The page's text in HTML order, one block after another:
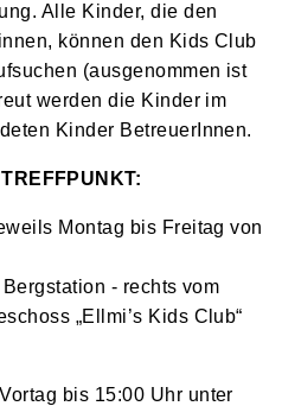
Alle Kinder, die den
können den Kids Club
(ausgenommen ist
werden die Kinder im
Kinder BetreuerInnen.
Montag bis Freitag von
- rechts vom
„Ellmi’s Kids Club“
bis 15:00 Uhr unter